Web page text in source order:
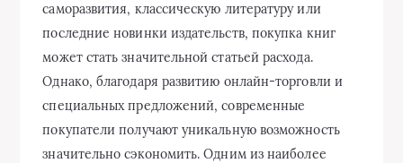
саморазвития, классическую литературу или
последние новинки издательств, покупка книг
может стать значительной статьей расхода.
Однако, благодаря развитию онлайн-торговли и
специальных предложений, современные
покупатели получают уникальную возможность
значительно сэкономить. Одним из наиболее